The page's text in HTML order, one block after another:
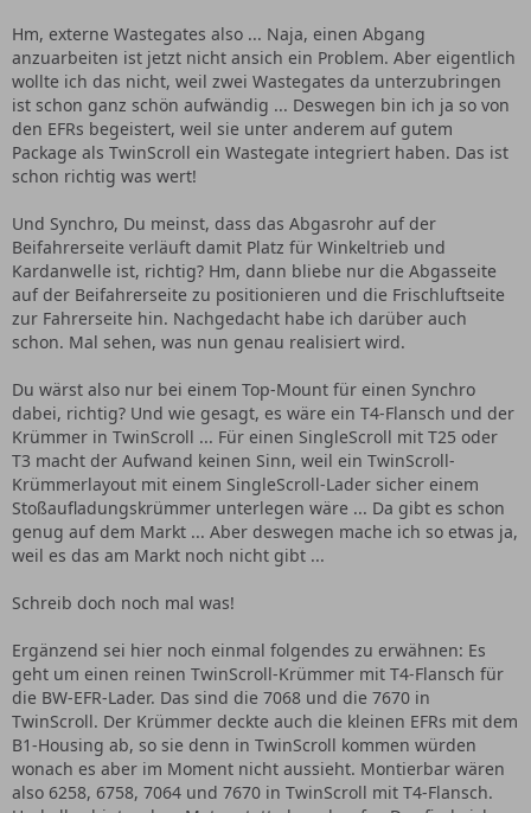
Hm, externe Wastegates also ... Naja, einen Abgang
anzuarbeiten ist jetzt nicht ansich ein Problem. Aber eigentlich
wollte ich das nicht, weil zwei Wastegates da unterzubringen
ist schon ganz schön aufwändig ... Deswegen bin ich ja so von
den EFRs begeistert, weil sie unter anderem auf gutem
Package als TwinScroll ein Wastegate integriert haben. Das ist
schon richtig was wert!
Und Synchro, Du meinst, dass das Abgasrohr auf der
Beifahrerseite verläuft damit Platz für Winkeltrieb und
Kardanwelle ist, richtig? Hm, dann bliebe nur die Abgasseite
auf der Beifahrerseite zu positionieren und die Frischluftseite
zur Fahrerseite hin. Nachgedacht habe ich darüber auch
schon. Mal sehen, was nun genau realisiert wird.
Du wärst also nur bei einem Top-Mount für einen Synchro
dabei, richtig? Und wie gesagt, es wäre ein T4-Flansch und der
Krümmer in TwinScroll ... Für einen SingleScroll mit T25 oder
T3 macht der Aufwand keinen Sinn, weil ein TwinScroll-
Krümmerlayout mit einem SingleScroll-Lader sicher einem
Stoßaufladungskrümmer unterlegen wäre ... Da gibt es schon
genug auf dem Markt ... Aber deswegen mache ich so etwas ja,
weil es das am Markt noch nicht gibt ...
Schreib doch noch mal was!
Ergänzend sei hier noch einmal folgendes zu erwähnen: Es
geht um einen reinen TwinScroll-Krümmer mit T4-Flansch für
die BW-EFR-Lader. Das sind die 7068 und die 7670 in
TwinScroll. Der Krümmer deckte auch die kleinen EFRs mit dem
B1-Housing ab, so sie denn in TwinScroll kommen würden
wonach es aber im Moment nicht aussieht. Montierbar wären
also 6258, 6758, 7064 und 7670 in TwinScroll mit T4-Flansch.